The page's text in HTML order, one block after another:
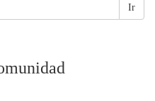
Ir